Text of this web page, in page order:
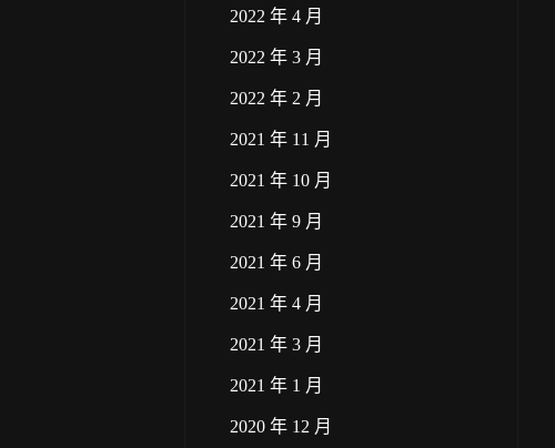
2022 年 4 月
2022 年 3 月
2022 年 2 月
2021 年 11 月
2021 年 10 月
2021 年 9 月
2021 年 6 月
2021 年 4 月
2021 年 3 月
2021 年 1 月
2020 年 12 月